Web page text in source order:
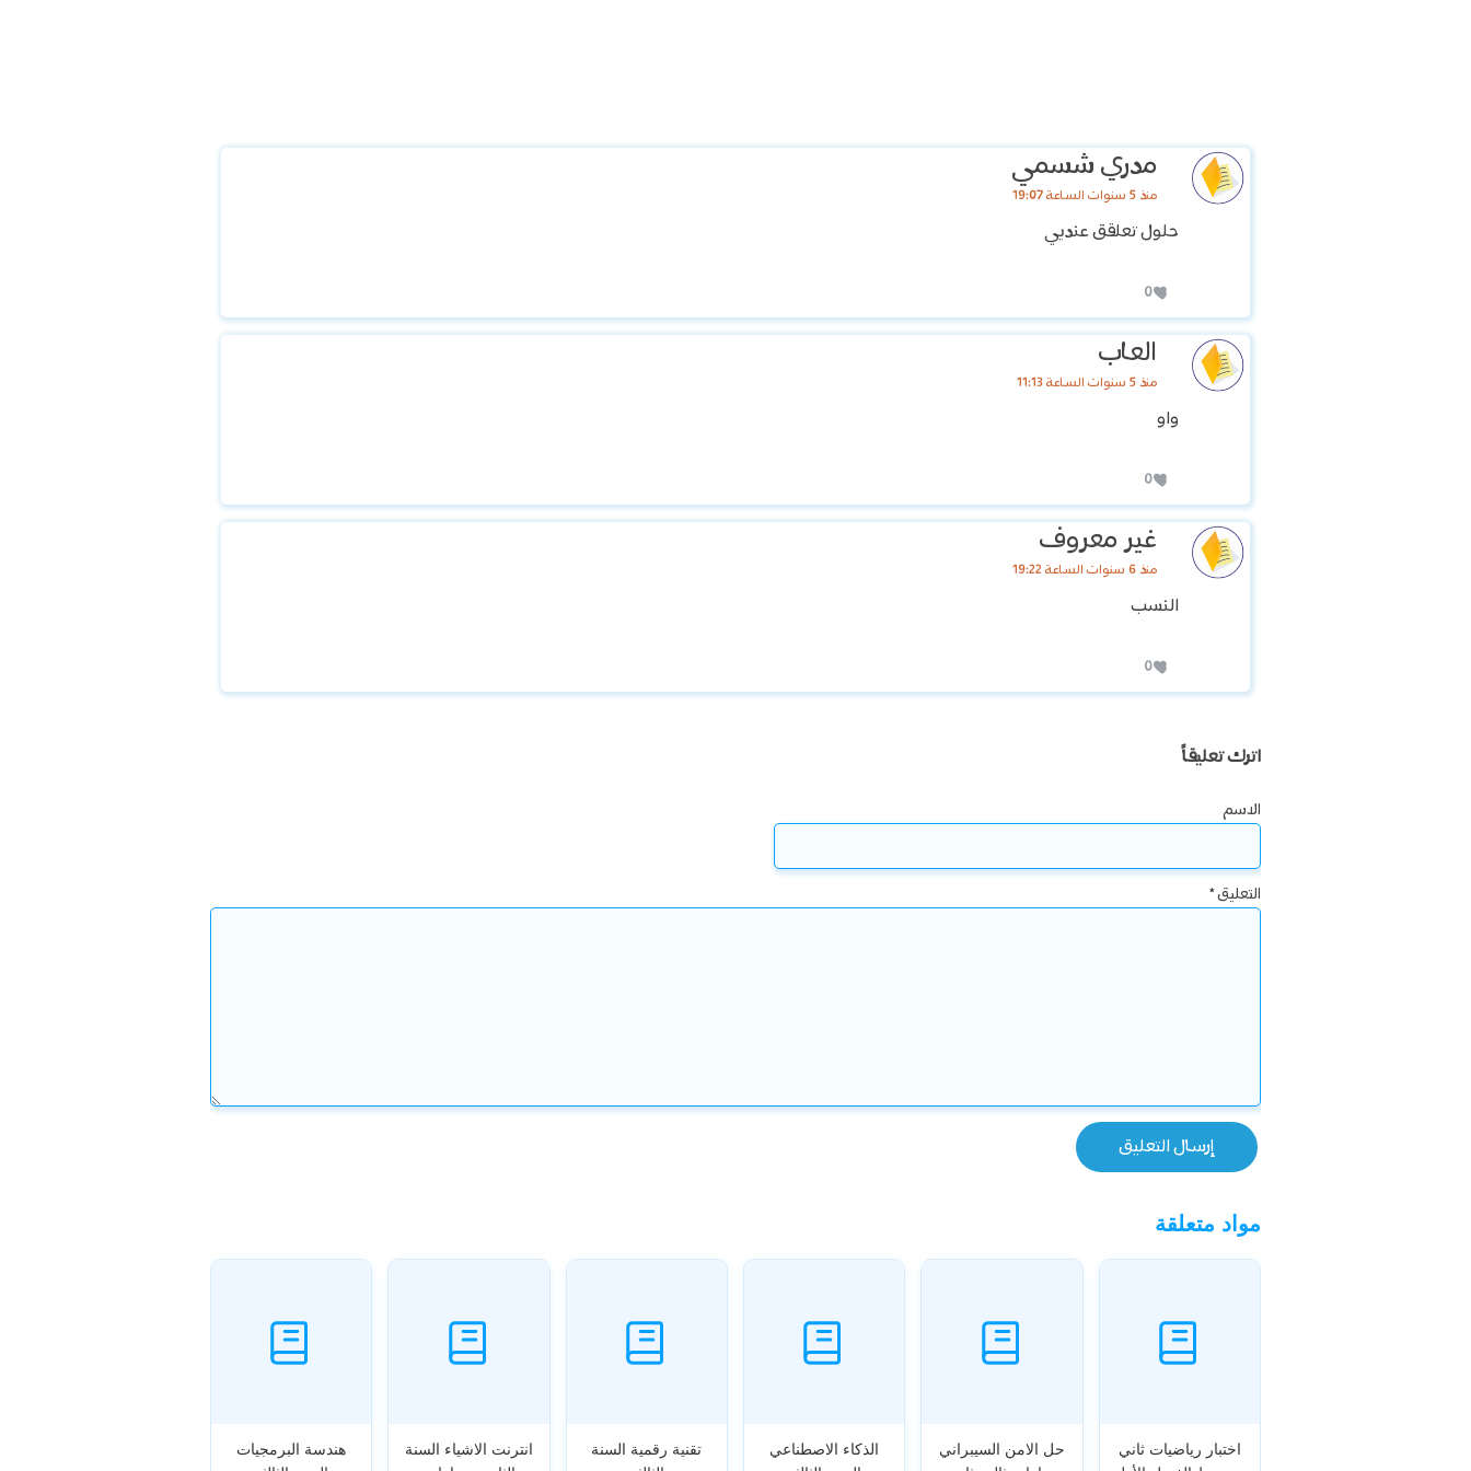
مدري شسمي
منذ 5 سنوات الساعة 19:07
حلول تعلقق عنديي
0
العاب
منذ 5 سنوات الساعة 11:13
واو
0
غير معروف
منذ 6 سنوات الساعة 19:22
النسب
0
اترك تعليقاً
الاسم
التعليق*
مواد متعلقة
اختبار رياضيات ثاني
حل الامن السيبراني
الذكاء الاصطناعي
تقنية رقمية السنة
انترنت الاشياء السنة
هندسة البرمجيات